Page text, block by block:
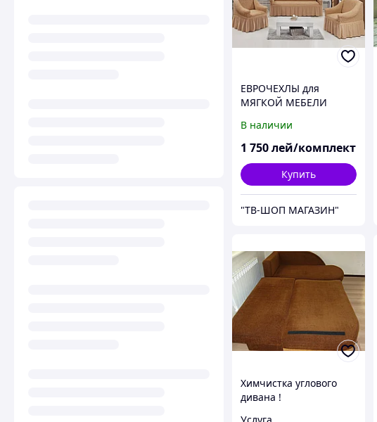
ЕВРОЧЕХЛЫ для
МЯГКОЙ МЕБЕЛИ
В наличии
1 750лей/комплект
Купить
"ТВ-ШОП МАГАЗИН"
Химчистка углового
дивана !
Услуга